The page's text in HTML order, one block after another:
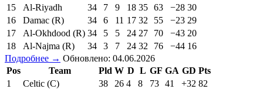
15
Al-Riyadh 34 7 9 18 35 63 −28 30
16
Damac (R) 34 6 11 17 32 55 −23 29
17
Al-Okhdood (R) 34 5 5 24 27 70 −43 20
18
Al-Najma (R) 34 3 7 24 32 76 −44 16
Подробнее → Обновлено: 04.06.2026
Pos
Team Pld W D L GF GA GD Pts
1
Celtic (C) 38 26 4 8 73 41 +32 82